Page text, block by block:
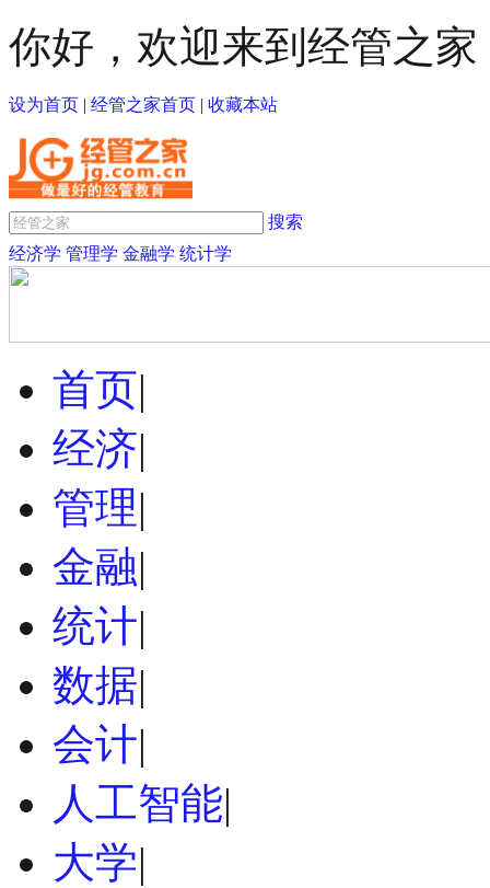
你好，欢迎来到经管之家
设为首页 | 经管之家首页 | 收藏本站
搜索
经济学 管理学 金融学 统计学
首页|
经济|
管理|
金融|
统计|
数据|
会计|
人工智能|
大学|